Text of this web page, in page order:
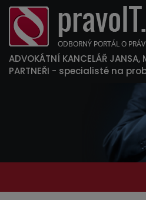
ADVOKÁTNÍ KANCELÁŘ JANSA,
PARTNEŘI - specialisté na